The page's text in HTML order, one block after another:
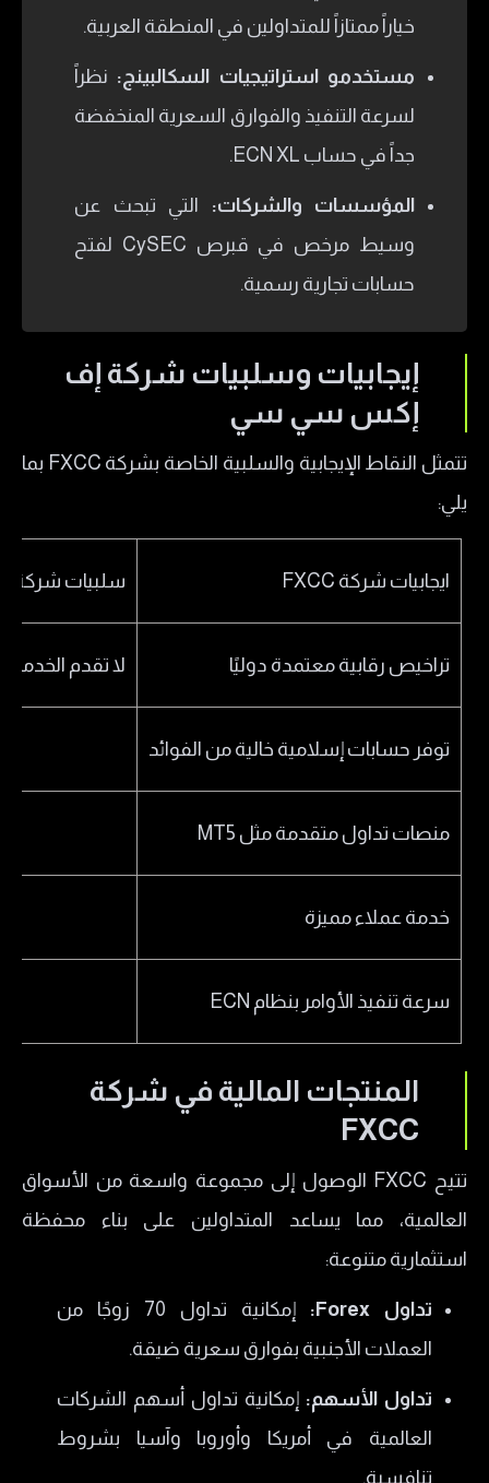
خياراً ممتازاً للمتداولين في المنطقة العربية.
مستخدمو استراتيجيات السكالبينج: نظراً
لسرعة التنفيذ والفوارق السعرية المنخفضة
جداً في حساب ECN XL.
المؤسسات والشركات: التي تبحث عن
وسيط مرخص في قبرص CySEC لفتح
حسابات تجارية رسمية.
إيجابيات وسلبيات شركة إف
إكس سي سي
تتمثل النقاط الإيجابية والسلبية الخاصة بشركة FXCC بما
يلي:
ايجابيات شركة FXCC سلبيات شركة FXCC
تراخيص رقابية معتمدة دوليًا لا تقدم
توفر حسابات إسلامية خالية من الفوائد
منصات تداول متقدمة مثل MT5
خدمة عملاء مميزة
سرعة تنفيذ الأوامر بنظام ECN
المنتجات المالية في شركة
FXCC
تتيح FXCC الوصول إلى مجموعة واسعة من الأسواق
العالمية، مما يساعد المتداولين على بناء محفظة
استثمارية متنوعة:
تداول Forex:
إمكانية تداول 70 زوجًا من
العملات الأجنبية بفوارق سعرية ضيقة.
تداول الأسهم: إمكانية تداول أسهم الشركات
العالمية في أمريكا وأوروبا وآسيا بشروط
تنافسية.